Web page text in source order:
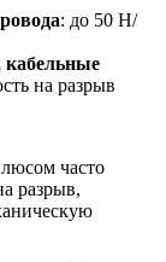
: до 50 Н/
на разрыв
часто
разрыв,